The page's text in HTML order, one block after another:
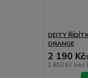
DEITY
ORANGE
2 190 Kč/
1 810 Kč bez